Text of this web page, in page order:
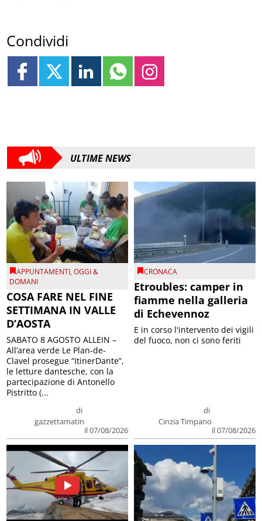
Condividi
ULTIME NEWS
APPUNTAMENTI,OGGI &
DOMANI
COSA FARE NEL FINE
SETTIMANA IN VALLE
D’AOSTA
di
gazzettamatin
il 07/08/2026
SABATO 8 AGOSTO ALLEIN –
All’area verde Le Plan-de-
Clavel prosegue “ItinerDante”,
le letture dantesche, con la
partecipazione di Antonello
Pistritto (...
CRONACA
Etroubles: camper in
fiamme nella galleria
di Echevennoz
di
Cinzia Timpano
il 07/08/2026
E in corso l'intervento dei vigili
del fuoco, non ci sono feriti